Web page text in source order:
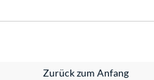
Zurück zum Anfang